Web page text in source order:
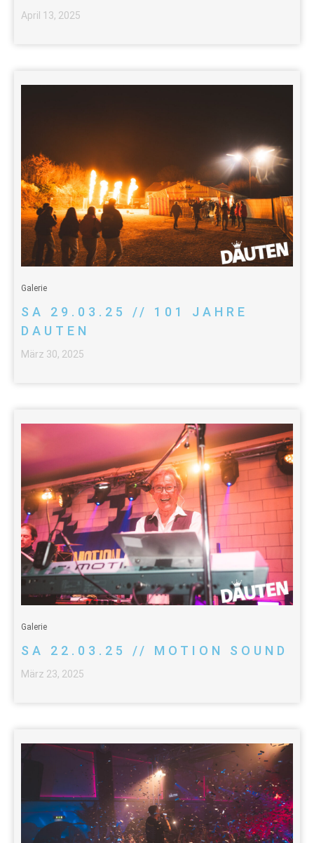
April 13, 2025
Galerie
SA 29.03.25 // 101 JAHRE
DAUTEN
März 30, 2025
Galerie
SA 22.03.25 // MOTION SOUND
März 23, 2025